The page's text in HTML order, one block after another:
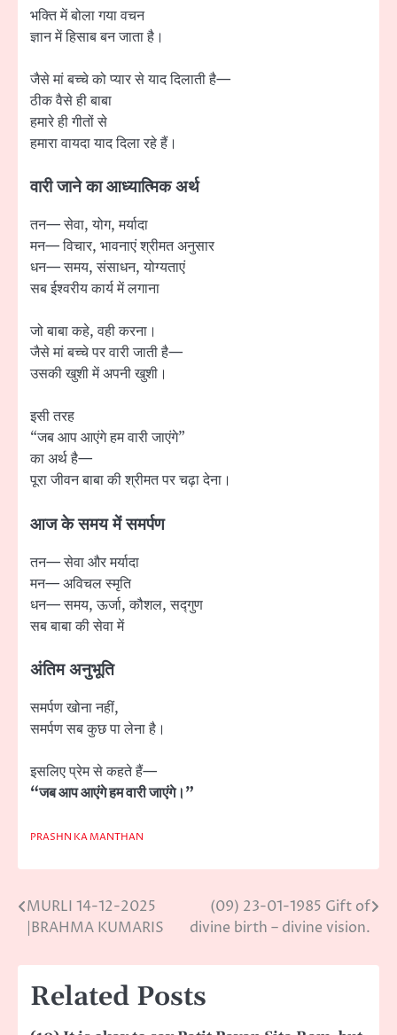
भक्ति में बोला गया वचन
ज्ञान में हिसाब बन जाता है।
जैसे मां बच्चे को प्यार से याद दिलाती है—
ठीक वैसे ही बाबा
हमारे ही गीतों से
हमारा वायदा याद दिला रहे हैं।
वारी जाने का आध्यात्मिक अर्थ
तन— सेवा, योग, मर्यादा
मन— विचार, भावनाएं श्रीमत अनुसार
धन— समय, संसाधन, योग्यताएं
सब ईश्वरीय कार्य में लगाना
जो बाबा कहे, वही करना।
जैसे मां बच्चे पर वारी जाती है—
उसकी खुशी में अपनी खुशी।
इसी तरह
“जब आप आएंगे हम वारी जाएंगे”
का अर्थ है—
पूरा जीवन बाबा की श्रीमत पर चढ़ा देना।
आज के समय में समर्पण
तन— सेवा और मर्यादा
मन— अविचल स्मृति
धन— समय, ऊर्जा, कौशल, सद्गुण
सब बाबा की सेवा में
अंतिम अनुभूति
समर्पण खोना नहीं,
समर्पण सब कुछ पा लेना है।
इसलिए प्रेम से कहते हैं—
“जब आप आएंगे हम वारी जाएंगे।”
PRASHN KA MANTHAN
Post
navigation
MURLI 14-12-2025
|BRAHMA KUMARIS
(09) 23-01-1985 Gift of
divine birth – divine vision.
Related Posts